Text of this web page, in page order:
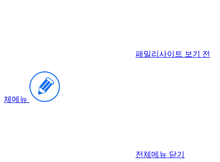
패밀리사이트 보기 전
체메뉴
전체메뉴 닫기